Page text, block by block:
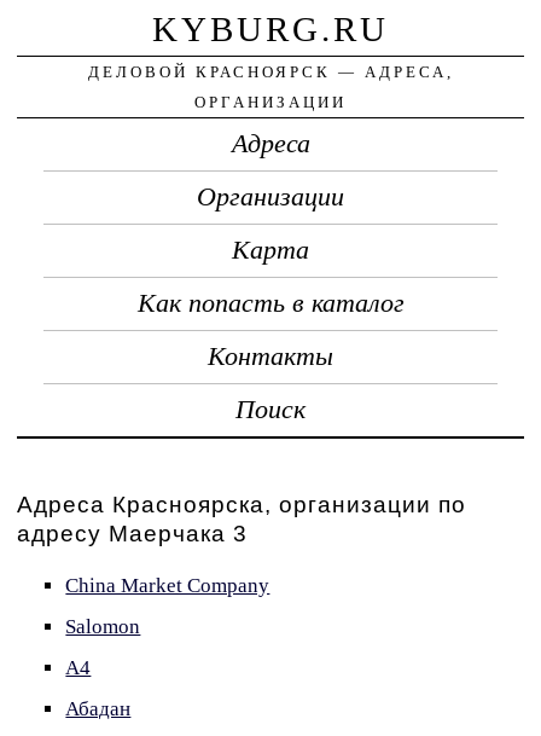
KYBURG.RU
ДЕЛОВОЙ КРАСНОЯРСК — АДРЕСА,
ОРГАНИЗАЦИИ
Адреса
Организации
Карта
Как попасть в каталог
Контакты
Поиск
Адреса Красноярска, организации по
адресу Маерчака 3
China Market Company
Salomon
А4
Абадан